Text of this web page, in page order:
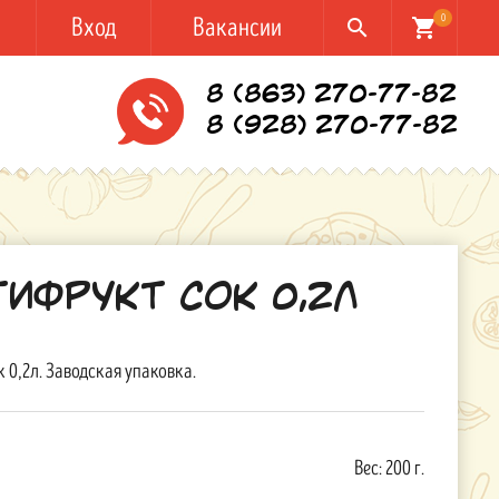
Вход Вакансии shopping_cart 0
search
8 (863) 270-77-82
8 (928) 270-77-82
Сок 0,2л
Заводская упаковка.
Вес:200 г.